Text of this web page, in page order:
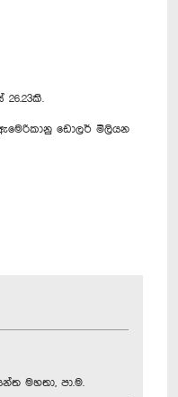
ඩොලර් මිලියන
මහතා, පා.ම.